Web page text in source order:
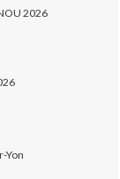
2026
Yon